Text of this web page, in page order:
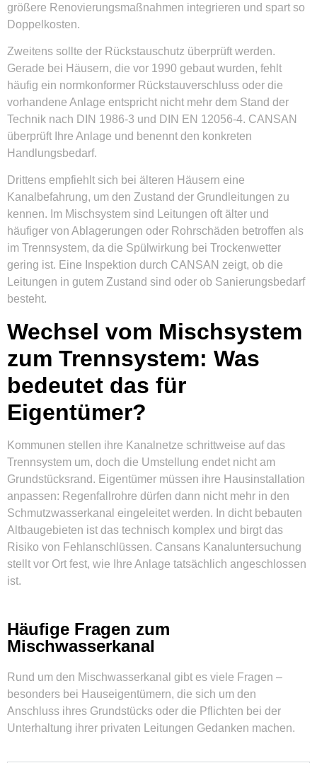
größere Renovierungsmaßnahmen integrieren und spart so
Doppelkosten.
Zweitens sollte der Rückstauschutz überprüft werden.
Gerade bei Häusern, die vor 1990 gebaut wurden, fehlt
häufig ein normkonformer Rückstauverschluss oder die
vorhandene Anlage entspricht nicht mehr dem Stand der
Technik nach DIN 1986-3 und DIN EN 12056-4. CANSAN
überprüft Ihre Anlage und benennt den konkreten
Handlungsbedarf.
Drittens empfiehlt sich bei älteren Häusern eine
Kanalbefahrung, um den Zustand der Grundleitungen zu
kennen. Im Mischsystem sind Leitungen oft älter und
häufiger von Ablagerungen oder Rohrschäden betroffen als
im Trennsystem, da die Spülwirkung bei Trockenwetter
gering ist. Eine Inspektion durch CANSAN zeigt, ob die
Leitungen in gutem Zustand sind oder ob Sanierungsbedarf
besteht.
Wechsel vom Mischsystem
zum Trennsystem: Was
bedeutet das für
Eigentümer?
Kommunen stellen ihre Kanalnetze schrittweise auf das
Trennsystem um, doch die Umstellung endet nicht am
Grundstücksrand. Eigentümer müssen ihre Hausinstallation
anpassen: Regenfallrohre dürfen dann nicht mehr in den
Schmutzwasserkanal eingeleitet werden. In dicht bebauten
Altbaugebieten ist das technisch komplex und birgt das
Risiko von Fehlanschlüssen. Cansans Kanaluntersuchung
stellt vor Ort fest, wie Ihre Anlage tatsächlich angeschlossen
ist.
Häufige Fragen zum
Mischwasserkanal
Rund um den Mischwasserkanal gibt es viele Fragen –
besonders bei Hauseigentümern, die sich um den
Anschluss ihres Grundstücks oder die Pflichten bei der
Unterhaltung ihrer privaten Leitungen Gedanken machen.